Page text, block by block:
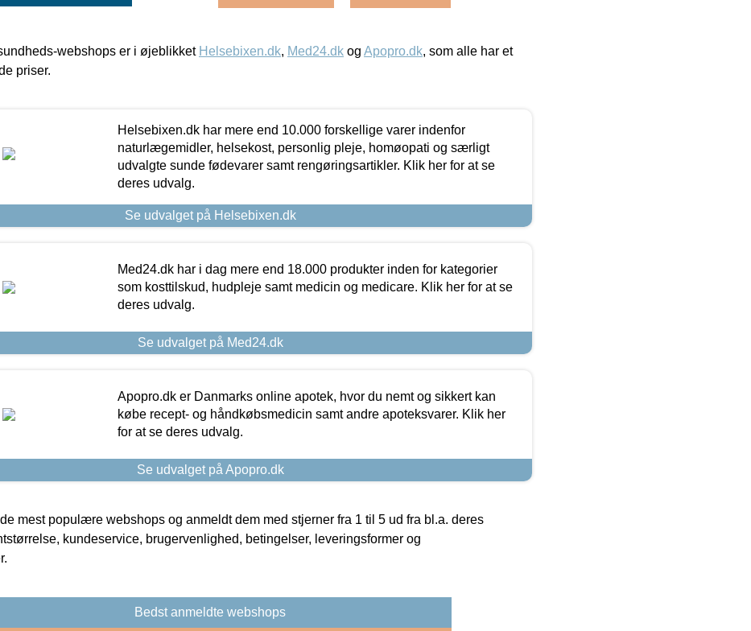
webshops er i øjeblikket Helsebixen.dk, Med24.dk og Apopro.dk, som alle har et
priser.
Helsebixen.dk har mere end 10.000 forskellige varer indenfor
naturlægemidler, helsekost, personlig pleje, homøopati og særligt
udvalgte sunde fødevarer samt rengøringsartikler. Klik her for at se
deres udvalg.
Se udvalget på Helsebixen.dk
Med24.dk har i dag mere end 18.000 produkter inden for kategorier
som kosttilskud, hudpleje samt medicin og medicare. Klik her for at se
deres udvalg.
Se udvalget på Med24.dk
Apopro.dk er Danmarks online apotek, hvor du nemt og sikkert kan
købe recept- og håndkøbsmedicin samt andre apoteksvarer. Klik her
for at se deres udvalg.
Se udvalget på Apopro.dk
mest populære webshops og anmeldt dem med stjerner fra 1 til 5 ud fra bl.a. deres
kundeservice, brugervenlighed, betingelser, leveringsformer og
Bedst anmeldte webshops